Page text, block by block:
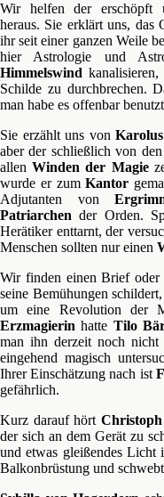
Wir helfen der erschöpft
heraus. Sie erklärt uns, das
ihr seit einer ganzen Weile
hier Astrologie und
Himmelswind
Schilde zu durchbrechen.
man habe es offenbar
Sie erzählt uns von
aber der schließlich von
allenWinden der Magie
wurde er zumKantor
Adjutanten von
Patriarchen der Orden.
Herätiker enttarnt, der
Menschen sollten nur einen
Wir finden einen Brief
seine Bemühungen
um eine Revolution der
Erzmagierin hatte Tilo
man ihn derzeit noch
eingehend magisch
Ihrer Einschätzung nach ist
gefährlich.
Kurz darauf hört Christoph
der sich an dem Gerät zu
und etwas gleißendes
Balkonbrüstung und